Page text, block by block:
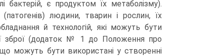
бактерій, є продуктом їх метаболізму).
людини, тварин і рослин, їх
й технологій, які можуть бути
зброї (додаток № 1 до Положення про
можуть бути використані у створенні